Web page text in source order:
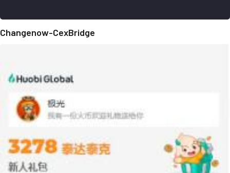
Changenow-CexBridge